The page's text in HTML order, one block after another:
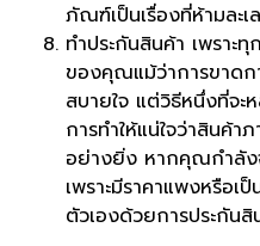
ภัณฑ์เป็นเรื่องที่ห้ามละเ
ทำประกันสินค้า เพราะ
ของคุณแม้ว่าการขาดก
สบายใจ แต่วิธีหนึ่งที่จะ
การทำให้แน่ใจว่าสินค้า
อย่างยิ่ง หากคุณกำลัง
เพราะมีราคาแพงหรือเ
ตัวเองด้วยการประกันสิ